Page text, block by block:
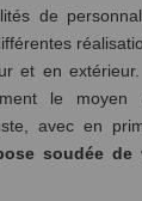
de
et en
le moyen
avec en
soudée de